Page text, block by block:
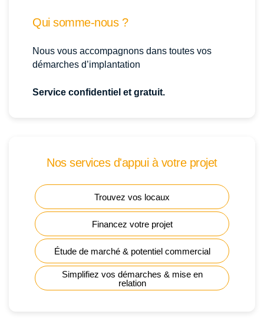
Qui somme-nous ?
Nous vous accompagnons dans toutes vos
démarches d’implantation
Service confidentiel et gratuit.
Nos services d'appui à votre projet
Trouvez vos locaux
Financez votre projet
Étude de marché & potentiel commercial
Simplifiez vos démarches & mise en
relation